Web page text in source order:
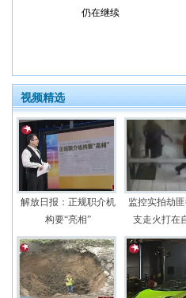
仍在继续
视频精选
解放日报：正规职介机
构要“亮相”
监控实拍劫
支走火打在